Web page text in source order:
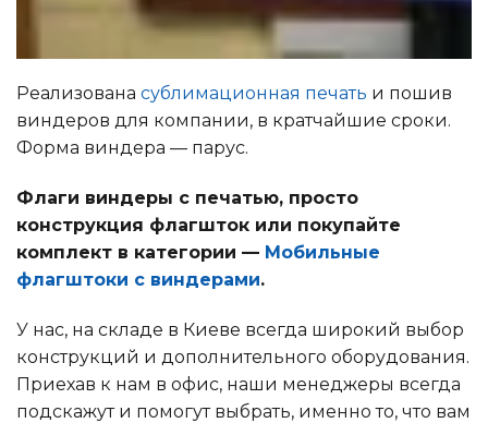
Реализована сублимационная печать и пошив
виндеров для компании, в кратчайшие сроки.
Форма виндера — парус.
Флаги виндеры с печатью, просто
конструкция флагшток или покупайте
комплект в категории — Мобильные
флагштоки с виндерами.
У нас, на складе в Киеве всегда широкий выбор
конструкций и дополнительного оборудования.
Приехав к нам в офис, наши менеджеры всегда
подскажут и помогут выбрать, именно то, что вам